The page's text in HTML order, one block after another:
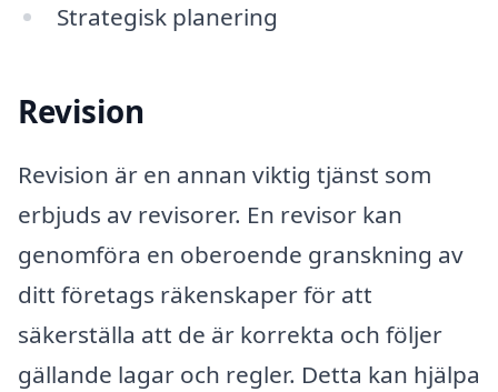
Strategisk planering
Revision
Revision är en annan viktig tjänst som
erbjuds av revisorer. En revisor kan
genomföra en oberoende granskning av
ditt företags räkenskaper för att
säkerställa att de är korrekta och följer
gällande lagar och regler. Detta kan hjälpa